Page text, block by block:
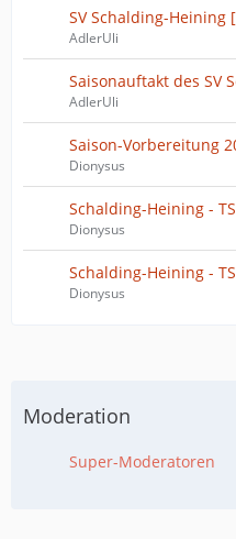
SV Schalding-Heining
AdlerUli
Saisonauftakt des SV
AdlerUli
Saison-Vorbereitung
Dionysus
Schalding-Heining -
Dionysus
Schalding-Heining -
Dionysus
Moderation
Super-Moderatoren